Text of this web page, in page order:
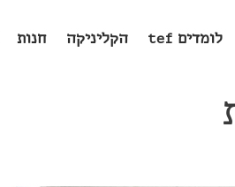
לומדים tef הקליניקה חנות